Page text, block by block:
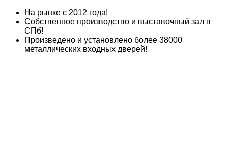
На рынке с 2012 года!
Собственное производство и выставочный зал в
СПб!
Произведено и установлено более 38000
металлических входных дверей!